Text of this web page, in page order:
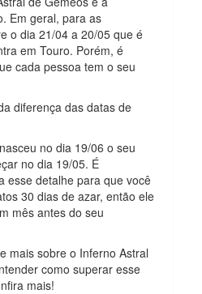
Em geral, para as
o dia 21/04 a 20/05 que é
em Touro. Porém, é
cada pessoa tem o seu
diferença das datas de
no dia 19/06 o seu
no dia 19/05. É
esse detalhe para que você
30 dias de azar, então ele
mês antes do seu
mais sobre o Inferno Astral
como superar esse
mais!